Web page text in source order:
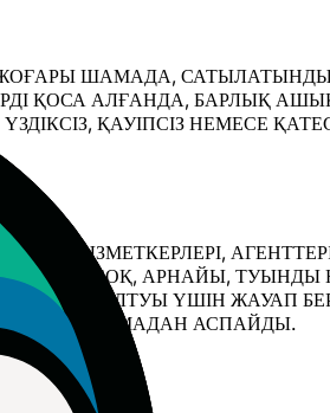
ШАМАДА,
ҚОСА АЛҒАНДА, БАРЛЫҚ
ҚАУІПСІЗ НЕМЕСЕ
ҚЫЗМЕТКЕРЛЕРІ,
КЕЗДЕЙСОҚ, АРНАЙЫ, ТУЫНДЫ
ЖОҒАЛТУЫ ҮШІН ЖАУАП
ТӨЛЕГЕН СОМАДАН АСПАЙДЫ.